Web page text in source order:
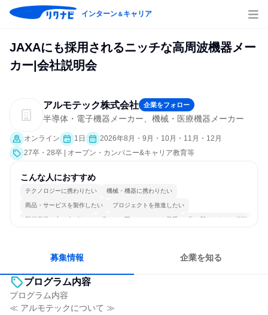
インターン＆キャリア
JAXAにも採用されるニッチな高周波機器メー
カー|会社説明会
アルモテック株式会社 企業をフォロー
半導体・電子機器メーカー、機械・医療機器メーカー
オンライン 1日
2026年8月・9月・10月・11月・12月
27卒・28卒 | オープン・カンパニー&キャリア教育等
こんな人におすすめ
テクノロジーに携わりたい 機械・機器に携わりたい
商品・サービスを製作したい プロジェクトを推進したい
新規事業を立ち上げたい 穏やかで互いのペースを尊重 常に新しいものに挑戦
募集情報 企業を知る
プログラム内容
プログラム内容
≪ アルモテックについて ≫